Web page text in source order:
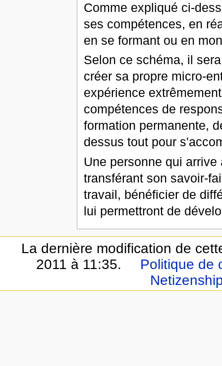
Comme expliqué ci-
ses compétences, en
en se formant ou en
Selon ce schéma, il
créer sa propre micro-
expérience
compétences de
formation permanente,
dessus tout pour
Une personne qui
transférant son savoir-
travail, bénéficier de
lui permettront de
La dernière modification de
2011 à 11:35.
Politique de